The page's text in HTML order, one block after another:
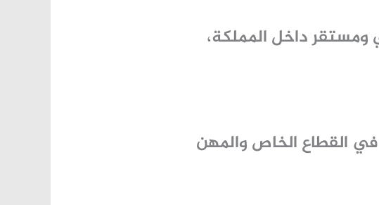
داخل المملكة،
القطاع الخاص والمهن